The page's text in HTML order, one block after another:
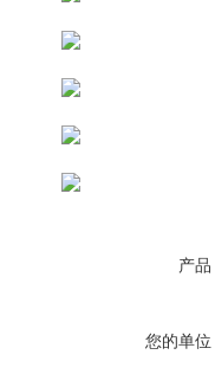
产品
您的单位